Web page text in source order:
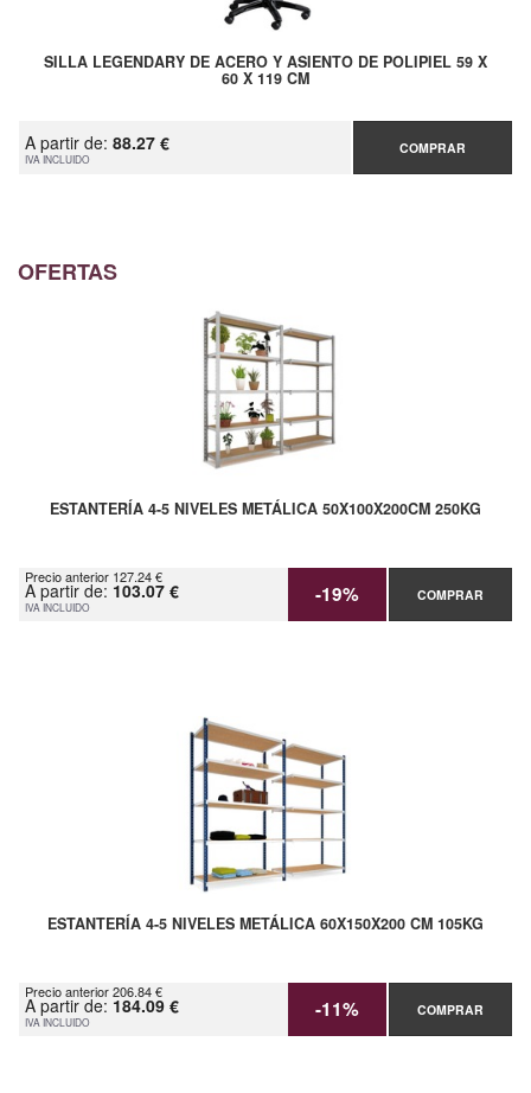
SILLA LEGENDARY DE ACERO Y ASIENTO DE POLIPIEL 59 X
60 X 119 CM
A partir de: 88.27 €
IVA INCLUIDO
COMPRAR
OFERTAS
ESTANTERÍA 4-5 NIVELES METÁLICA 50X100X200CM 250KG
Precio anterior 127.24 €
A partir de: 103.07 €
IVA INCLUIDO -19% COMPRAR
ESTANTERÍA 4-5 NIVELES METÁLICA 60X150X200 CM 105KG
Precio anterior 206.84 €
A partir de: 184.09 €
IVA INCLUIDO -11% COMPRAR